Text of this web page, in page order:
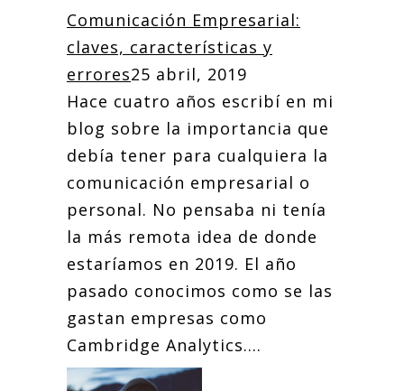
Comunicación Empresarial:
claves, características y
errores25 abril, 2019
Hace cuatro años escribí en mi
blog sobre la importancia que
debía tener para cualquiera la
comunicación empresarial o
personal. No pensaba ni tenía
la más remota idea de donde
estaríamos en 2019. El año
pasado conocimos como se las
gastan empresas como
Cambridge Analytics....